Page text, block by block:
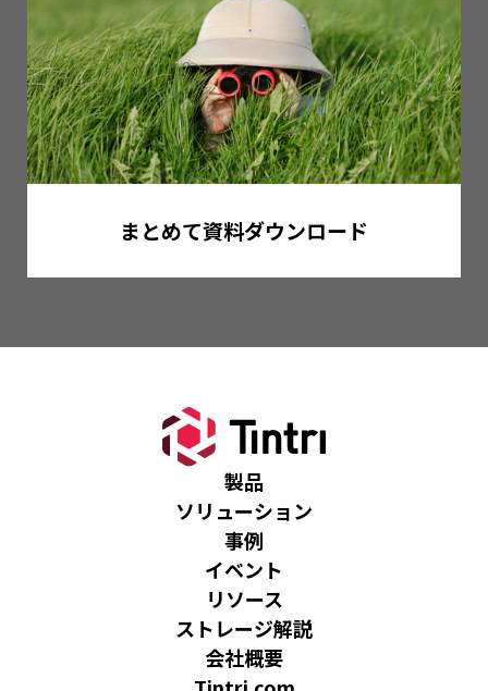
まとめて資料ダウンロード
製品
ソリューション
事例
イベント
リソース
ストレージ解説
会社概要